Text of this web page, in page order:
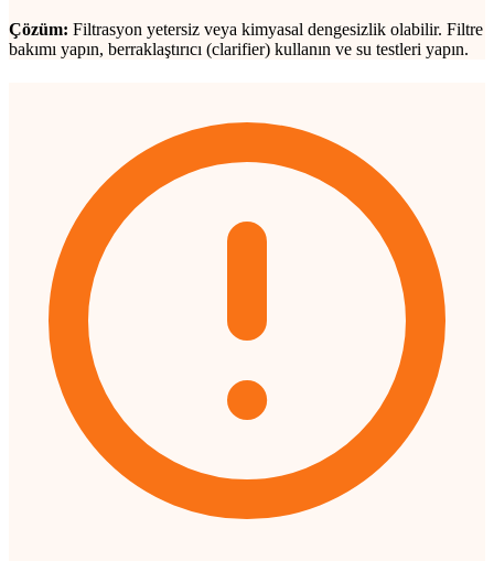
Çözüm: Filtrasyon yetersiz veya kimyasal dengesizlik olabilir. Filtre
bakımı yapın, berraklaştırıcı (clarifier) kullanın ve su testleri yapın.